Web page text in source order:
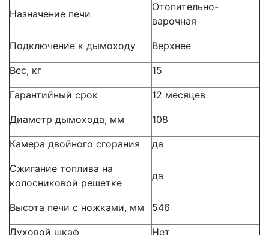
Назначение печи
Отопительно-
варочная
Подключение к дымоходу Верхнее
Вес, кг 15
Гарантийный срок 12 месяцев
Диаметр дымохода, мм 108
Камера двойного сгорания да
Сжигание топлива на
колосниковой решетке
да
Высота печи с ножками, мм 546
Духовой шкаф Нет